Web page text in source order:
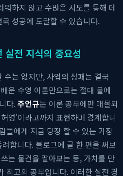
하지 않고 수많은 시도를 통해 데
성공에 도달할 수 있습니다.
실전 지식의 중요성
수는 없지만, 사업의 성패는 결국
운 수영 이론만으로는 절대 물에
다.주언규는 이론 공부에만 매몰되
영'이라고까지 표현하며 경계합니
들에게 지금 당장 할 수 있는 가장
합니다. 블로그에 글 한 편을 써보
는 물건을 팔아보는 등, 가치를 만
최고의 공부입니다. 이러한 실전 경